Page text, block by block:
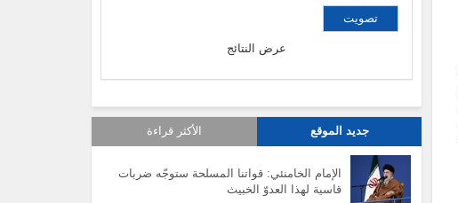
عرض النتائج
جديد الموقع الأكثر قراءة
الإمام الخامنئي: قواتنا المسلحة ستوجّه ضربات
قاسية لهذا العدوّ الخبيث